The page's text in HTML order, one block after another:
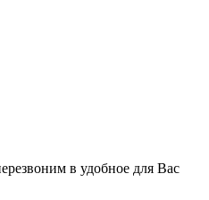
в удобное для Вас